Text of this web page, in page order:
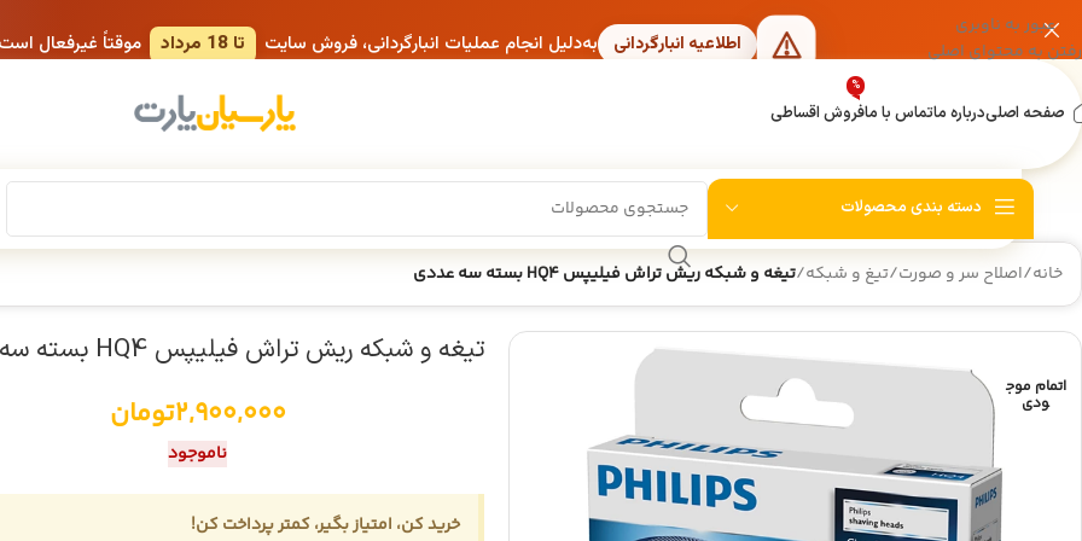
عبور به ناوبری
رفتن به محتوای اصلی
اطلاعیه انبارگردانی به‌دلیل انجام عملیات انبارگردانی، فروش سایت تا 18 مرداد موقتاً غیرفعال
صفحه اصلیدرباره ماتماس با مافروش اقساطی
%
دسته بندی محصولات
خانه/اصلاح سر و صورت/تیغ و شبکه/تیغه و شبکه ریش تراش فیلیپس HQ4 بسته سه عددی
اتمام موج
ودی
تیغه و شبکه ریش تراش فیلیپس HQ4 بسته سه عددی
2,900,000تومان
ناموجود
خرید کن، امتیاز بگیر، کمتر پرداخت کن!